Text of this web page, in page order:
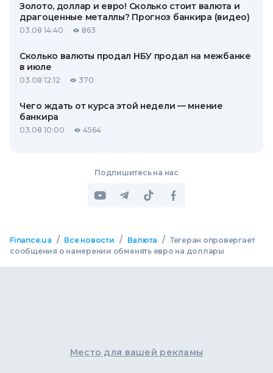
Золото, доллар и евро! Сколько стоит валюта и
драгоценные металлы? Прогноз банкира (видео)
03.08 14:40 863
Сколько валюты продал НБУ продал на межбанке
в июле
03.08 12:12 370
Чего ждать от курса этой недели — мнение
банкира
03.08 10:00 4564
Подпишитесь на нас
Finance.ua / Все новости / Валюта / Тегеран опровергает
сообщения о намерении обменять евро на доллары
Место для вашей рекламы